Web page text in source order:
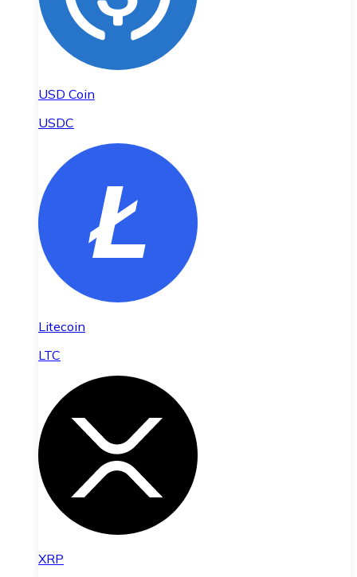
USD Coin
USDC
Litecoin
LTC
XRP